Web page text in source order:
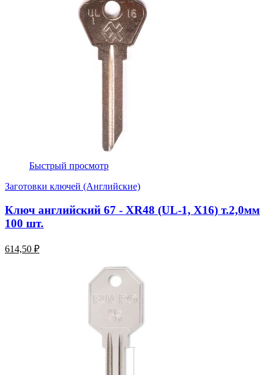
Быстрый просмотр
Заготовки ключей (Английские)
Ключ английский 67 - XR48 (UL-1, Х16) т.2,0мм
100 шт.
614,50 ₽